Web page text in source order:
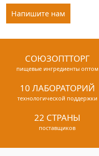
Напишите нам
СОЮЗОПТТОРГ
пищевые ингредиенты оптом
10 ЛАБОРАТОРИЙ
технологической поддержки
22 СТРАНЫ
поставщиков